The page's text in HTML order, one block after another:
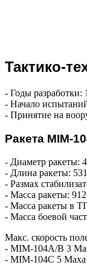
Тактико-
- Годы
- Начало
- Принятие на
Ракета MIM-
- Диаметр ракеты:
- Длина ракеты:
- Размах
- Масса ракеты:
- Масса ракеты в
- Масса боевой
Макс. скорость
- MIM-104A/B 3
- MIM-104C 5